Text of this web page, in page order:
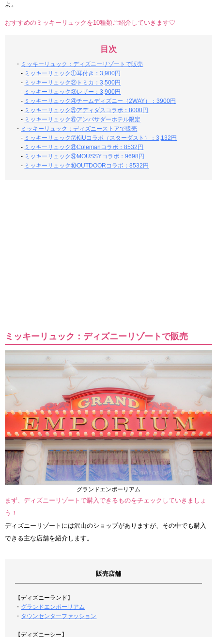
よ。
おすすめのミッキーリュックを10種類ご紹介していきます♡
目次
・ ミッキーリュック：ディズニーリゾートで販売
- ミッキーリュック①耳付き：3,900円
- ミッキーリュック②トミカ：3,500円
- ミッキーリュック③レザー：3,900円
- ミッキーリュック④チームディズニー（2WAY）：3900円
- ミッキーリュック⑤アディダスコラボ：8000円
- ミッキーリュック⑥アンバサダーホテル限定
・ ミッキーリュック：ディズニーストアで販売
- ミッキーリュック⑦KiUコラボ（スターダスト）：3,132円
- ミッキーリュック⑧Colemanコラボ：8532円
- ミッキーリュック⑨MOUSSYコラボ：9698円
- ミッキーリュック⑩OUTDOORコラボ：8532円
ミッキーリュック：ディズニーリゾートで販売
グランドエンポーリアム
まず、ディズニーリゾートで購入できるものをチェックしていきましょ
う！
ディズニーリゾートには沢山のショップがありますが、その中でも購入
できる主な店舗を紹介します。
販売店舗
【ディズニーランド】
・ グランドエンポーリアム
・ タウンセンターファッション
【ディズニーシー】